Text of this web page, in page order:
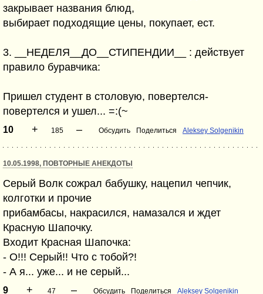
закрывает названия блюд,
выбирает подходящие цены, покупает, ест.
3. __HЕДЕЛЯ__ДО__СТИПЕHДИИ__ : действует
правило буравчика:
Пришел студент в столовую, повертелся-
повертелся и ушел... =:(~
10 + 185 – Обсудить Поделиться Aleksey Solgenikin
10.05.1998, ПОВТОРНЫЕ АНЕКДОТЫ
Серый Волк сожрал бабушку, нацепил чепчик,
колготки и прочие
прибамбасы, накрасился, намазался и ждет
Красную Шапочку.
Входит Красная Шапочка:
- О!!! Серый!! Что с тобой?!
- А я... уже... и не серый...
9 + 47 – Обсудить Поделиться Aleksey Solgenikin